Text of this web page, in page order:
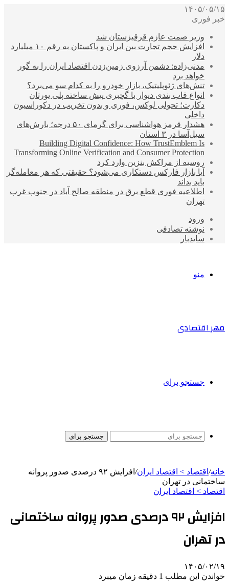
۱۴۰۵/۰۵/۱۵
خبر فوری
وزیر صمت عازم قرقیزستان شد
افزایش حجم تجارت بین ایران و پاکستان به رقم ۱۰ میلیارد
دلار
مدنی‌زاده: دشمن آرزوی زمین‌زدن اقتصاد ایران را به گور
خواهد برد
تنش‌های ژئوپلیتیک، بازار خودرو را به کدام سو می‌برد؟
انواع قاب بندی دیوار با گچبری پیش ساخته پلی یورتان
دکارت؛ تحولی لوکس، فوری و بدون تخریب در دکوراسیون
داخلی
هشدار قرمز هواشناسی برای گرمای ۵۰ درجه؛ بارش‌های
سیل‌آسا در ۳ استان
Building Digital Confidence: How TrustEmblem Is
Transforming Online Verification and Consumer Protection
روسیه از مراکش بنزین وارد کرد
آیا بازار فارکس دستکاری می‌شود؟ حقیقتی که هر معامله‌گر
باید بداند
اطلاعیه فوری قطع برق در منطقه صالح آباد در جنوب غرب
تهران
ورود
نوشته تصادفی
سایدبار
منو
مهر اقتصادی
جستجو برای
جستجو برای
خانه/ اقتصاد > اقتصاد ایران/
افزایش ۹۲ درصدی صدور پروانه
ساختمانی در تهران
اقتصاد > اقتصاد ایران
افزایش ۹۲ درصدی صدور پروانه ساختمانی
در تهران
۱۴۰۵/۰۲/۱۹
خواندن این مطلب 1 دقیقه زمان میبرد